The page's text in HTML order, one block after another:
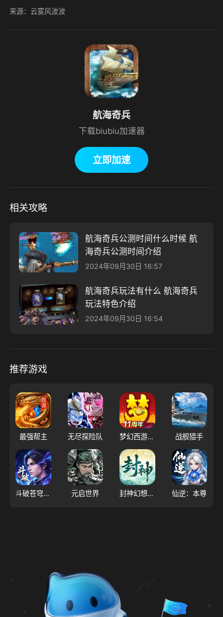
来源：云雾风波波
航海奇兵
下载biubiu加速器
立即加速
相关攻略
航海奇兵公测时间什么时候 航
海奇兵公测时间介绍
2024年09月30日 16:57
航海奇兵玩法有什么 航海奇兵
玩法特色介绍
2024年09月30日 16:54
推荐游戏
最强帮主 无尽探险队 梦幻西游（大陆服） 战舰猎手
斗破苍穹：三年之约 元启世界 封神幻想世界 仙逆：本尊